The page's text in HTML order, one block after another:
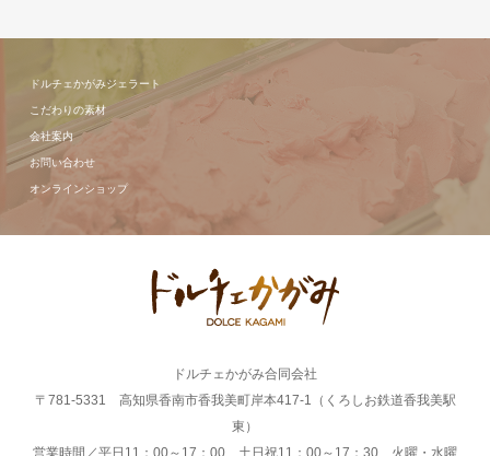
ドルチェかがみジェラート
こだわりの素材
会社案内
お問い合わせ
オンラインショップ
ドルチェかがみ合同会社
〒781-5331 高知県香南市香我美町岸本417-1（くろしお鉄道香我美駅
東）
営業時間／平日11：00～17：00 土日祝11：00～17：30 火曜・水曜